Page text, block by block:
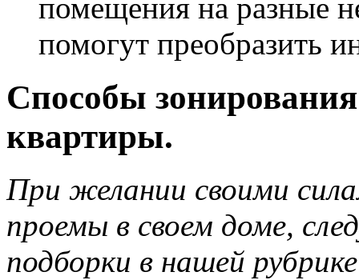
помещения на разные
помогут преобразить
Способы
квартиры.
При желании своими
проемы в своем доме,
подборки в нашей